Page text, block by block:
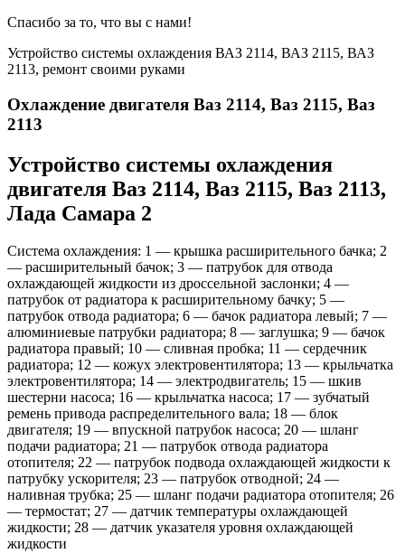
Спасибо за то, что вы с нами!
Устройство системы охлаждения ВАЗ 2114, ВАЗ 2115, ВАЗ
2113, ремонт своими руками
Охлаждение двигателя Ваз 2114, Ваз 2115, Ваз
2113
Устройство системы охлаждения
двигателя Ваз 2114, Ваз 2115, Ваз 2113,
Лада Самара 2
Система охлаждения: 1 — крышка расширительного бачка; 2
— расширительный бачок; 3 — патрубок для отвода
охлаждающей жидкости из дроссельной заслонки; 4 —
патрубок от радиатора к расширительному бачку; 5 —
патрубок отвода радиатора; 6 — бачок радиатора левый; 7 —
алюминиевые патрубки радиатора; 8 — заглушка; 9 — бачок
радиатора правый; 10 — сливная пробка; 11 — сердечник
радиатора; 12 — кожух электровентилятора; 13 — крыльчатка
электровентилятора; 14 — электродвигатель; 15 — шкив
шестерни насоса; 16 — крыльчатка насоса; 17 — зубчатый
ремень привода распределительного вала; 18 — блок
двигателя; 19 — впускной патрубок насоса; 20 — шланг
подачи радиатора; 21 — патрубок отвода радиатора
отопителя; 22 — патрубок подвода охлаждающей жидкости к
патрубку ускорителя; 23 — патрубок отводной; 24 —
наливная трубка; 25 — шланг подачи радиатора отопителя; 26
— термостат; 27 — датчик температуры охлаждающей
жидкости; 28 — датчик указателя уровня охлаждающей
жидкости